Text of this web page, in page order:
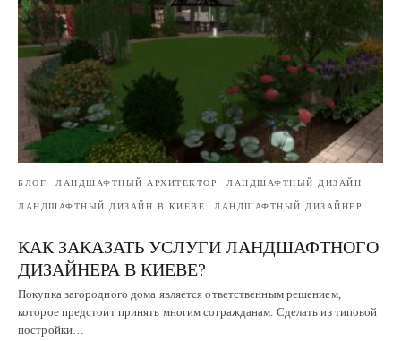
БЛОГ ЛАНДШАФТНЫЙ АРХИТЕКТОР ЛАНДШАФТНЫЙ ДИЗАЙН
ЛАНДШАФТНЫЙ ДИЗАЙН В КИЕВЕ ЛАНДШАФТНЫЙ ДИЗАЙНЕР
КАК ЗАКАЗАТЬ УСЛУГИ ЛАНДШАФТНОГО
ДИЗАЙНЕРА В КИЕВЕ?
Покупка загородного дома является ответственным решением,
которое предстоит принять многим согражданам. Сделать из типовой
постройки…